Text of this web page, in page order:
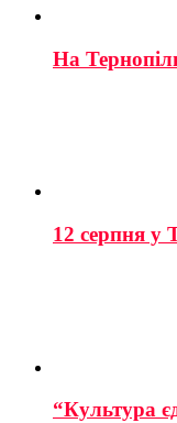
На
12 серпня у
“Культура